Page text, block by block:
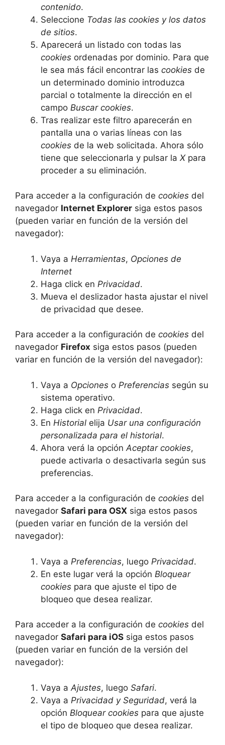
contenido.
Seleccione Todas las cookies y los datos
de sitios.
Aparecerá un listado con todas las
cookies ordenadas por dominio. Para que
le sea más fácil encontrar las cookies de
un determinado dominio introduzca
parcial o totalmente la dirección en el
campo Buscar cookies.
Tras realizar este filtro aparecerán en
pantalla una o varias líneas con las
cookies de la web solicitada. Ahora sólo
tiene que seleccionarla y pulsar la Xpara
proceder a su eliminación.
Para acceder a la configuración de cookies del
navegador Internet Explorer siga estos pasos
(pueden variar en función de la versión del
navegador):
Vaya a Herramientas, Opciones de
Internet
Haga click en Privacidad.
Mueva el deslizador hasta ajustar el nivel
de privacidad que desee.
Para acceder a la configuración de cookies del
navegador Firefox siga estos pasos (pueden
variar en función de la versión del navegador):
Vaya a Opciones o Preferencias según su
sistema operativo.
Haga click en Privacidad.
En Historial elija Usar una configuración
personalizada para el historial.
Ahora verá la opción Aceptar cookies,
puede activarla o desactivarla según sus
preferencias.
Para acceder a la configuración de cookies del
navegador Safari para OSX siga estos pasos
(pueden variar en función de la versión del
navegador):
Vaya a Preferencias, luego Privacidad.
En este lugar verá la opción Bloquear
cookies para que ajuste el tipo de
bloqueo que desea realizar.
Para acceder a la configuración de cookies del
navegador Safari para iOS siga estos pasos
(pueden variar en función de la versión del
navegador):
Vaya a Ajustes, luego Safari.
Vaya a Privacidad y Seguridad, verá la
opción Bloquear cookies para que ajuste
el tipo de bloqueo que desea realizar.